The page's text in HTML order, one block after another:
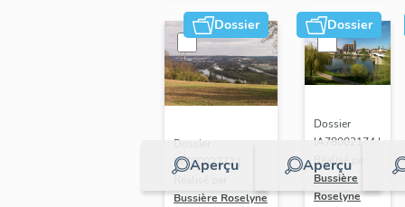
Dossier
Aperçu
Dossier
IA78002272 |
Bussière Roselyne
Dossier
Aperçu
Dossier
IA78002174 |
Réalisé par
Bussière
Roselyne